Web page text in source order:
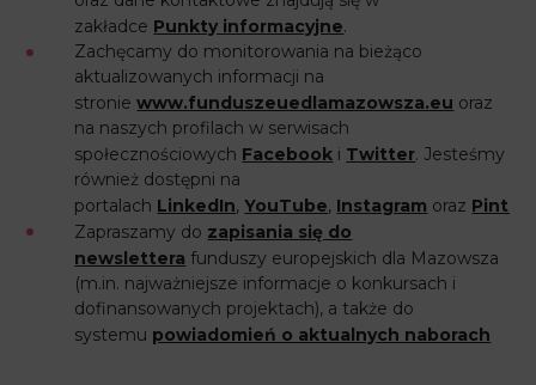
zakładce Punkty informacyjne.
Zachęcamy do monitorowania na bieżąco
aktualizowanych informacji na
stroniewww.funduszeuedlamazowsza.eu oraz
na naszych profilach w serwisach
społecznościowych Facebook i Twitter. Jesteśmy
również dostępni na
portalach LinkedIn,YouTube, Instagram oraz
Zapraszamy do zapisania się do
newslettera funduszy europejskich dla Mazowsza
(m.in. najważniejsze informacje o konkursach i
dofinansowanych projektach), a także do
systemu powiadomień o aktualnych naborach